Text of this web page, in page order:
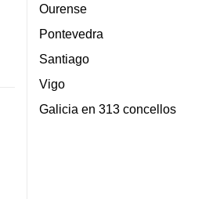
Ourense
Pontevedra
Santiago
Vigo
Galicia en 313 concellos